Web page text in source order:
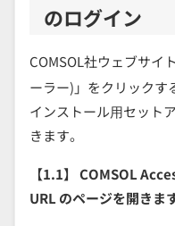
のログイン
COMSOL社ウェブサイ
ーラー)」をクリックす
インストール⽤セット
きます。
【1.1】 COMSOL
URL のページを開きま